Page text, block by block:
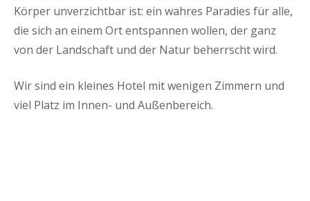
Körper unverzichtbar ist: ein wahres Paradies für alle,
die sich an einem Ort entspannen wollen, der ganz
von der Landschaft und der Natur beherrscht wird.
Wir sind ein kleines Hotel mit wenigen Zimmern und
viel Platz im Innen- und Außenbereich.